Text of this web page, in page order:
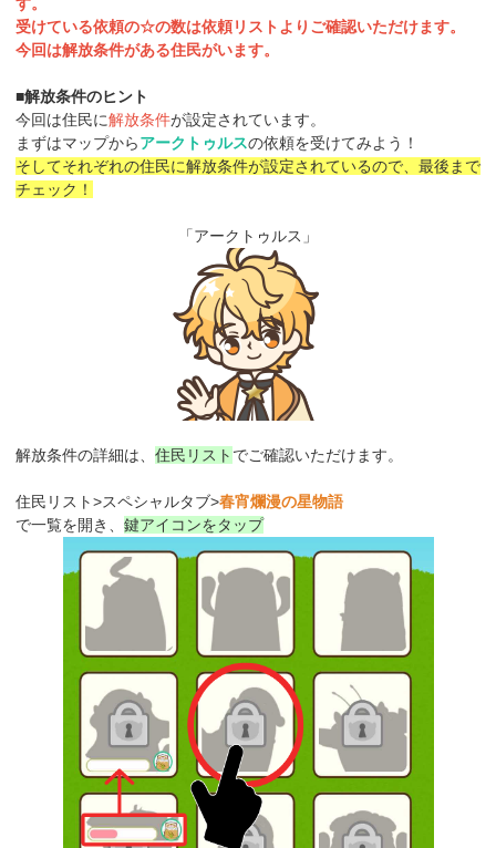
受けている依頼の☆の数は依頼リストよりご確認いただけます。
今回は解放条件がある住民がいます。
■解放条件のヒント
今回は住民に解放条件が設定されています。
まずはマップからアークトゥルスの依頼を受けてみよう！
そしてそれぞれの住民に解放条件が設定されているので、最後まで
チェック！
「アークトゥルス」
解放条件の詳細は、 住民リスト でご確認いただけます。
住民リスト>スペシャルタブ>春宵爛漫の星物語
で一覧を開き、 鍵アイコンをタップ